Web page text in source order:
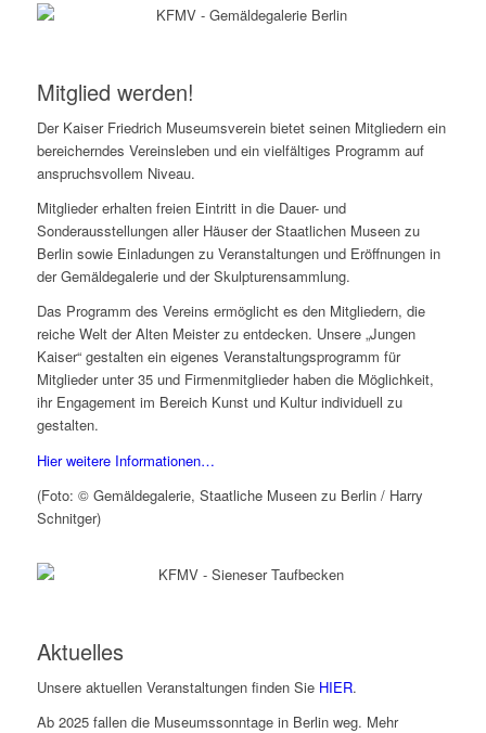
Mitglied werden!
Der Kaiser Friedrich Museumsverein bietet seinen Mitgliedern ein
bereicherndes Vereinsleben und ein vielfältiges Programm auf
anspruchsvollem Niveau.
Mitglieder erhalten freien Eintritt in die Dauer- und
Sonderausstellungen aller Häuser der Staatlichen Museen zu
Berlin sowie Einladungen zu Veranstaltungen und Eröffnungen in
der Gemäldegalerie und der Skulpturensammlung.
Das Programm des Vereins ermöglicht es den Mitgliedern, die
reiche Welt der Alten Meister zu entdecken. Unsere „Jungen
Kaiser“ gestalten ein eigenes Veranstaltungsprogramm für
Mitglieder unter 35 und Firmenmitglieder haben die Möglichkeit,
ihr Engagement im Bereich Kunst und Kultur individuell zu
gestalten.
Hier weitere Informationen…
(Foto: © Gemäldegalerie, Staatliche Museen zu Berlin / Harry
Schnitger)
Aktuelles
Unsere aktuellen Veranstaltungen finden Sie HIER.
Ab 2025 fallen die Museumssonntage in Berlin weg. Mehr